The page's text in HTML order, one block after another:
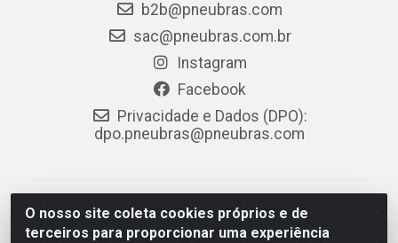
O nosso site coleta cookies próprios e de
terceiros para proporcionar uma experiência
b2b@pneubras.com
sac@pneubras.com.br
Instagram
Facebook
Privacidade e Dados (DPO):
dpo.pneubras@pneubras.com
PneuBras - Rodovia BR-101, KM 82 - Prazeres,
Jaboatão dos Guararapes/PE - CEP 54.335-000 - CNPJ